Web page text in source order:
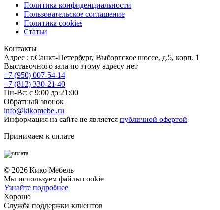
Политика конфиденциальности
Пользовательское соглашение
Политика cookies
Статьи
Контакты
Адрес : г.Санкт-Петербург, Выборгское шоссе, д.5, корп. 1
Выставочного зала по этому адресу нет
+7 (950) 007-54-14
+7 (812) 330-21-40
Пн-Вс: с 9:00 до 21:00
Обратный звонок
info@kikomebel.ru
Информация на сайте не является публичной офертой
Принимаем к оплате
© 2026 Кико Мебель
Мы используем файлы cookie
Узнайте подробнее
Хорошо
Служба поддержки клиентов